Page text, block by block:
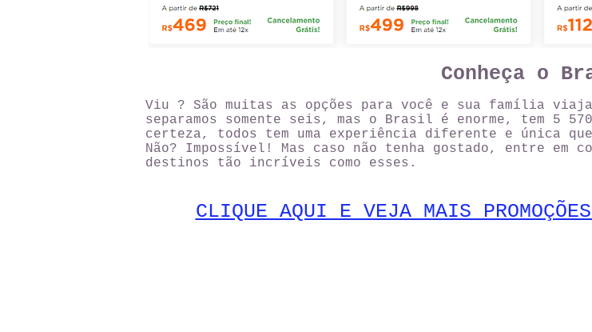
Conheça o
Viu ? São muitas as opções para você e sua família
separamos somente seis, mas o Brasil é enorme, tem 5
certeza, todos tem uma experiência diferente e única
Não? Impossível! Mas caso não tenha gostado, entre em
destinos tão incríveis como esses.
CLIQUE AQUI E VEJA MAIS